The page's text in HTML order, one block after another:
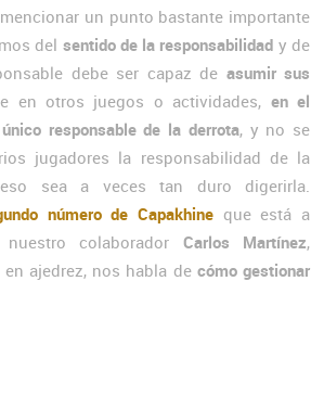
un punto bastante importante
del sentido de la responsabilidad y de
debe ser capaz de asumir sus
en otros juegos o actividades, en el
responsable de la derrota, y no se
jugadores la responsabilidad de la
sea a veces tan duro digerirla.
número de Capakhine que está a
colaborador Carlos Martínez,
ajedrez, nos habla de cómo gestionar